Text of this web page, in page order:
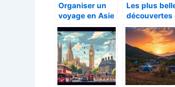
Organiser un
voyage en Asie
Les plus
découvertes
Asie